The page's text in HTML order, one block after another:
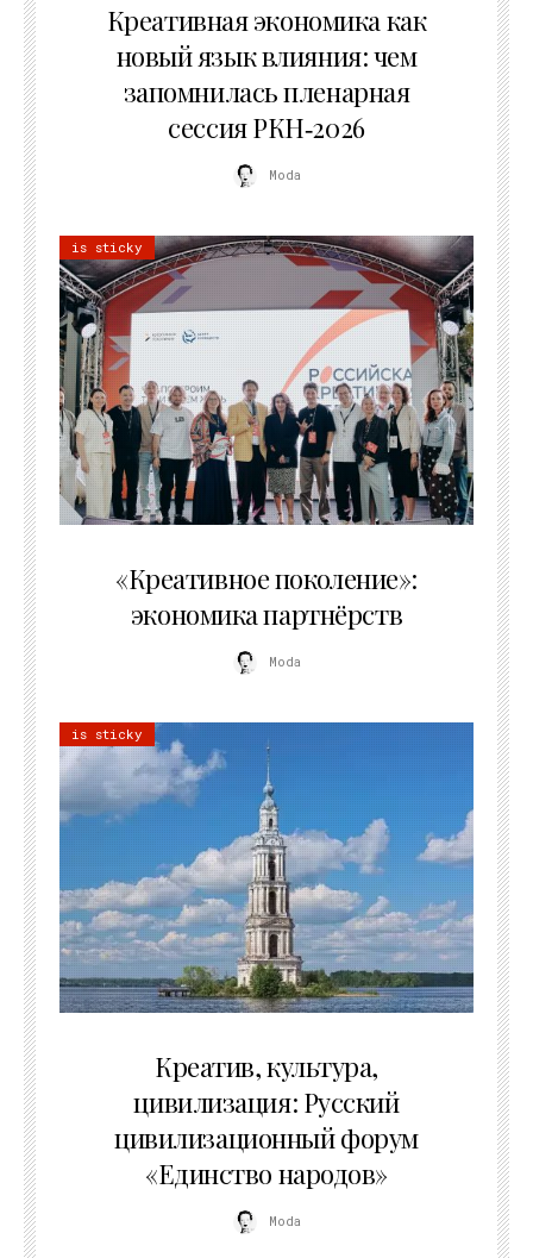
Креативная экономика как
новый язык влияния: чем
запомнилась пленарная
сессия РКН‑2026
Moda
is sticky
«Креативное поколение»:
экономика партнёрств
Moda
is sticky
Креатив, культура,
цивилизация: Русский
цивилизационный форум
«Единство народов»
Moda